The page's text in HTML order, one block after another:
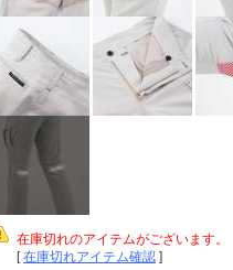
在庫切れのアイテムがございます。
[在庫切れアイテム確認 ]